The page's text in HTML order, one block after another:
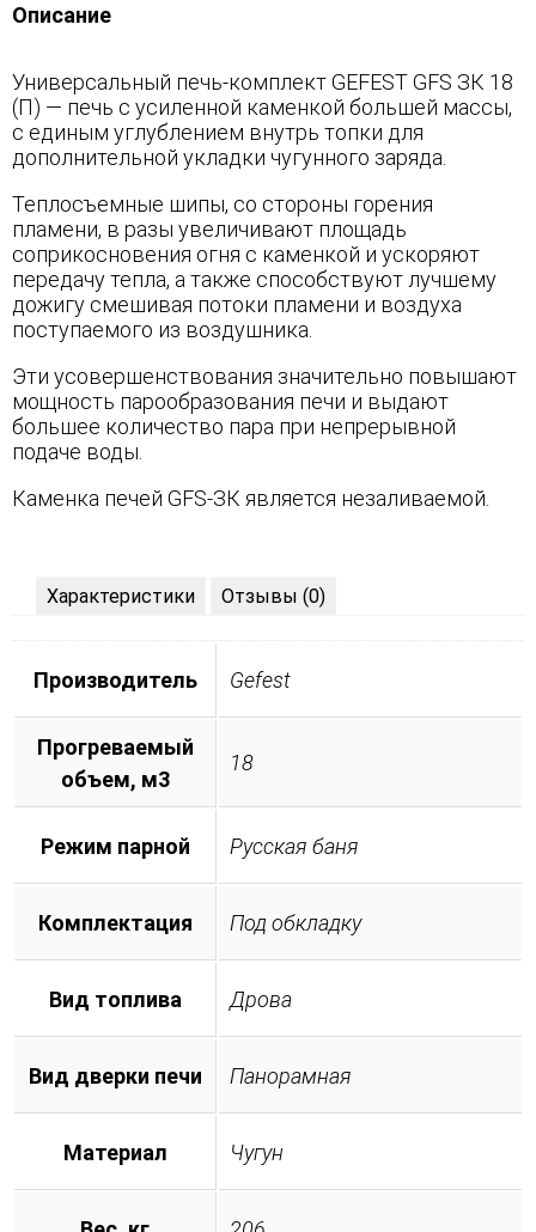
Описание
Универсальный печь-комплект GEFEST GFS ЗК 18
(П) — печь с усиленной каменкой большей массы,
с единым углублением внутрь топки для
дополнительной укладки чугунного заряда.
Теплосъемные шипы, со стороны горения
пламени, в разы увеличивают площадь
соприкосновения огня с каменкой и ускоряют
передачу тепла, а также способствуют лучшему
дожигу смешивая потоки пламени и воздуха
поступаемого из воздушника.
Эти усовершенствования значительно повышают
мощность парообразования печи и выдают
большее количество пара при непрерывной
подаче воды.
Каменка печей GFS-ЗК является незаливаемой.
Характеристики Отзывы (0)
Производитель Gefest
Прогреваемый
объем, м3
18
Режим парной Русская баня
Комплектация Под обкладку
Вид топлива Дрова
Вид дверки печи Панорамная
Материал Чугун